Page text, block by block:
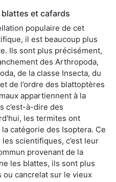
et cafards
populaire de cet
il est beaucoup plus
Ils sont plus précisément,
des Arthropoda,
de la classe Insecta, du
de l’ordre des blattoptères
appartiennent à la
c’est-à-dire des
les termites ont
catégorie des Isoptera. Ce
scientifiques, c’est leur
provenant de la
les blattes, ils sont plus
cancrelat sur le vieux